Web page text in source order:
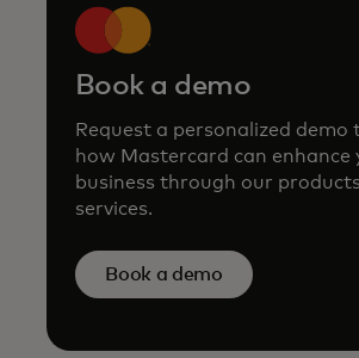
Book a demo
Request a personalized demo
how Mastercard can enhance
business through our
services.
Book a demo